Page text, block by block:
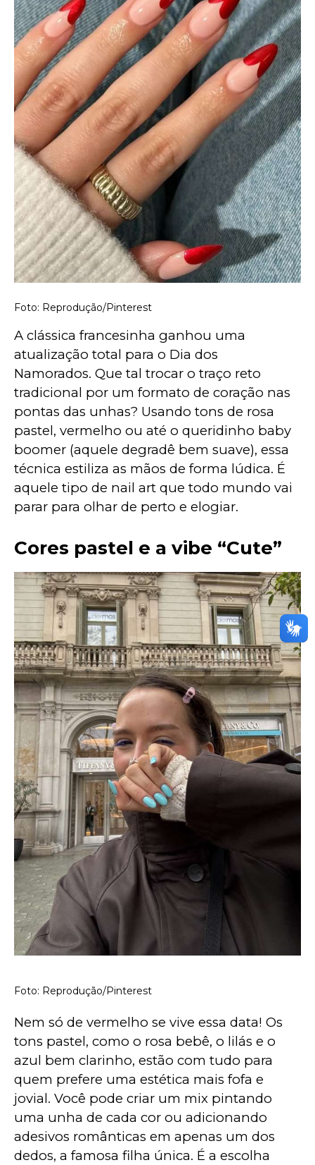
Foto: Reprodução/Pinterest
A clássica francesinha ganhou uma
atualização total para o Dia dos
Namorados. Que tal trocar o traço reto
tradicional por um formato de coração nas
pontas das unhas? Usando tons de rosa
pastel, vermelho ou até o queridinho baby
boomer (aquele degradê bem suave), essa
técnica estiliza as mãos de forma lúdica. É
aquele tipo de nail art que todo mundo vai
parar para olhar de perto e elogiar.
Cores pastel e a vibe “Cute”
Foto: Reprodução/Pinterest
Nem só de vermelho se vive essa data! Os
tons pastel, como o rosa bebê, o lilás e o
azul bem clarinho, estão com tudo para
quem prefere uma estética mais fofa e
jovial. Você pode criar um mix pintando
uma unha de cada cor ou adicionando
adesivos românticas em apenas um dos
dedos, a famosa filha única. É a escolha